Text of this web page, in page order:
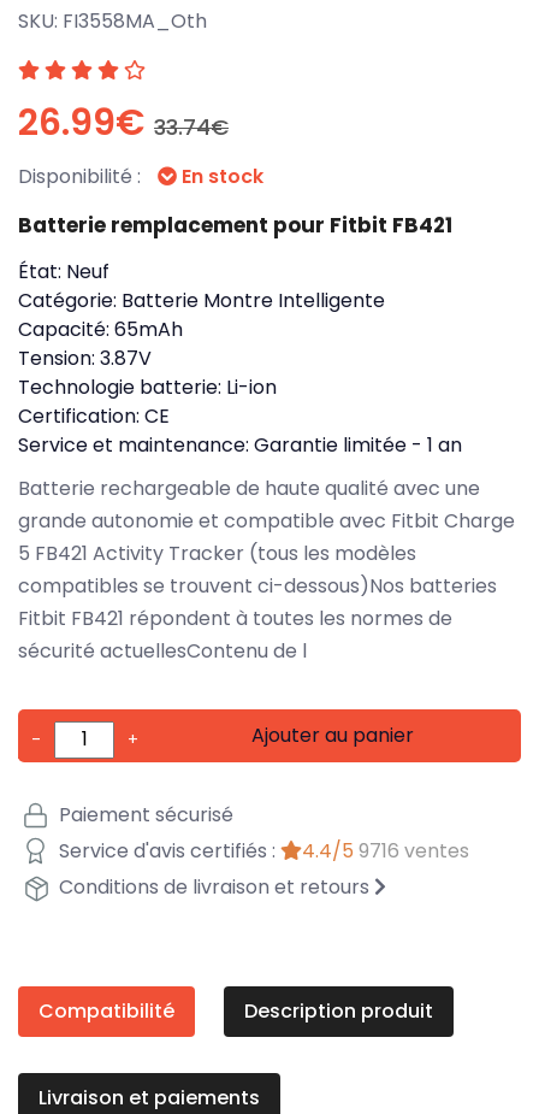
SKU: FI3558MA_Oth
26.99€ 33.74€
Disponibilité : En stock
Batterie remplacement pour Fitbit FB421
État: Neuf
Catégorie: Batterie Montre Intelligente
Capacité: 65mAh
Tension: 3.87V
Technologie batterie: Li-ion
Certification: CE
Service et maintenance: Garantie limitée - 1 an
Batterie rechargeable de haute qualité avec une
grande autonomie et compatible avec Fitbit Charge
5 FB421 Activity Tracker (tous les modèles
compatibles se trouvent ci-dessous)Nos batteries
Fitbit FB421 répondent à toutes les normes de
sécurité actuellesContenu de l
- + Ajouter au panier
Paiement sécurisé
Service d'avis certifiés :
4.4/5 9716 ventes
Conditions de livraison et retours
Compatibilité Description produit
Livraison et paiements